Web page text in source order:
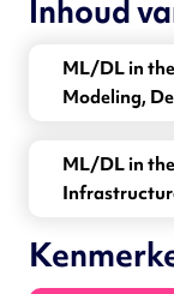
Inhoud
ML/DL in
Modeling,
ML/DL in